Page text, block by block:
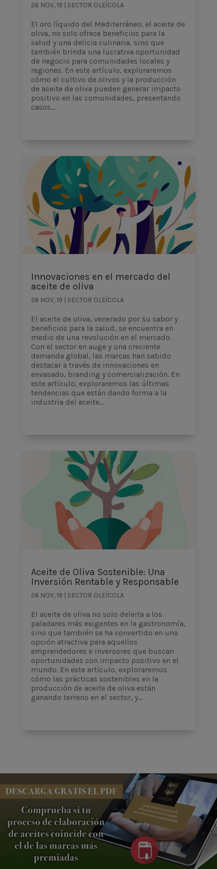
26 NOV, 19 | SECTOR OLEÍCOLA
El oro líquido del Mediterráneo, el aceite de
oliva, no solo ofrece beneficios para la
salud y una delicia culinaria, sino que
también brinda una lucrativa oportunidad
de negocio para comunidades locales y
regiones. En este artículo, exploraremos
cómo el cultivo de olivos y la producción
de aceite de oliva pueden generar impacto
positivo en las comunidades, presentando
casos...
Innovaciones en el mercado del
aceite de oliva
26 NOV, 19 | SECTOR OLEÍCOLA
El aceite de oliva, venerado por su sabor y
beneficios para la salud, se encuentra en
medio de una revolución en el mercado.
Con el sector en auge y una creciente
demanda global, las marcas han sabido
destacar a través de innovaciones en
envasado, branding y comercialización. En
este artículo, exploraremos las últimas
tendencias que están dando forma a la
industria del aceite...
Aceite de Oliva Sostenible: Una
Inversión Rentable y Responsable
26 NOV, 19 | SECTOR OLEÍCOLA
El aceite de oliva no solo deleita a los
paladares más exigentes en la gastronomía,
sino que también se ha convertido en una
opción atractiva para aquellos
emprendedores e inversores que buscan
oportunidades con impacto positivo en el
mundo. En este artículo, exploraremos
cómo las prácticas sostenibles en la
producción de aceite de oliva están
ganando terreno en el sector, y...